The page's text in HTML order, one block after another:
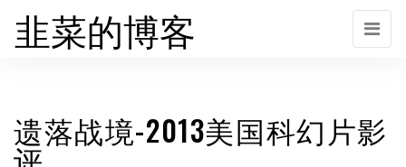
韭菜的博客
遗落战境-2013美国科幻片影
评